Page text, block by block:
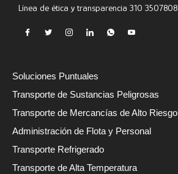
Línea de ética y transparencia 310 3507808
Soluciones Puntuales
Transporte de Sustancias Peligrosas​
Transporte de Mercancías de Alto Riesgo
Administración de Flota y Personal
Transporte Refrigerado
Transporte de Alta Temperatura